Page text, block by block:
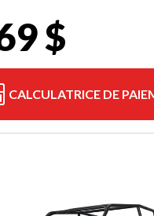
$
CALCULATRICE DE